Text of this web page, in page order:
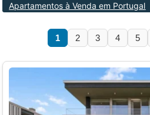
Apartamentos à Venda em Portugal
1 2 3 4 5